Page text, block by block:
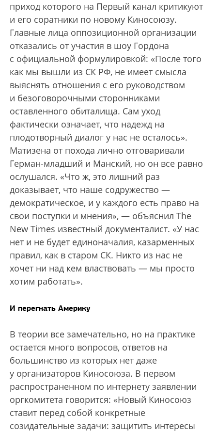
приход которого на Первый канал критикуют
и его соратники по новому Киносоюзу.
Главные лица оппозиционной организации
отказались от участия в шоу Гордона
с официальной формулировкой: «После того
как мы вышли из СК РФ, не имеет смысла
выяснять отношения с его руководством
и безоговорочными сторонниками
оставленного обиталища. Сам уход
фактически означает, что надежд на
плодотворный диалог у нас не осталось».
Матизена от похода лично отговаривали
Герман-младший и Манский, но он все равно
ослушался. «Что ж, это лишний раз
доказывает, что наше содружество —
демократическое, и у каждого есть право на
свои пос­тупки и мнения», — объяснил The
New Times известный документалист. «У нас
нет и не будет единоначалия, казарменных
правил, как в старом СК. Никто из нас не
хочет ни над кем властвовать — мы просто
хотим работать».
И перегнать Америку
В теории все замечательно, но на практике
остается много вопросов, ответов на
большинство из которых нет даже
у организаторов Киносоюза. В первом
распространенном по интернету заявлении
оргкомитета говорится: «Новый Киносоюз
ставит перед собой конкретные
созидательные задачи: защитить интересы